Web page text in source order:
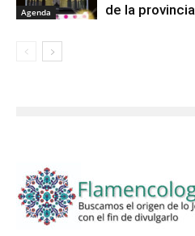
Agenda
de la provincia